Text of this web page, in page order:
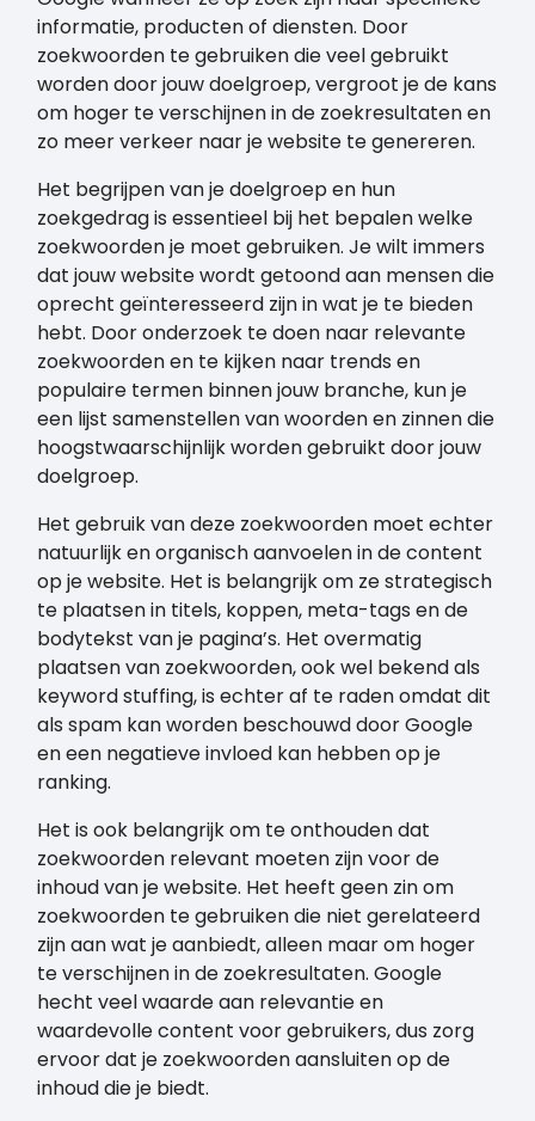
informatie, producten of diensten. Door
zoekwoorden te gebruiken die veel gebruikt
worden door jouw doelgroep, vergroot je de kans
om hoger te verschijnen in de zoekresultaten en
zo meer verkeer naar je website te genereren.
Het begrijpen van je doelgroep en hun
zoekgedrag is essentieel bij het bepalen welke
zoekwoorden je moet gebruiken. Je wilt immers
dat jouw website wordt getoond aan mensen die
oprecht geïnteresseerd zijn in wat je te bieden
hebt. Door onderzoek te doen naar relevante
zoekwoorden en te kijken naar trends en
populaire termen binnen jouw branche, kun je
een lijst samenstellen van woorden en zinnen die
hoogstwaarschijnlijk worden gebruikt door jouw
doelgroep.
Het gebruik van deze zoekwoorden moet echter
natuurlijk en organisch aanvoelen in de content
op je website. Het is belangrijk om ze strategisch
te plaatsen in titels, koppen, meta-tags en de
bodytekst van je pagina’s. Het overmatig
plaatsen van zoekwoorden, ook wel bekend als
keyword stuffing, is echter af te raden omdat dit
als spam kan worden beschouwd door Google
en een negatieve invloed kan hebben op je
ranking.
Het is ook belangrijk om te onthouden dat
zoekwoorden relevant moeten zijn voor de
inhoud van je website. Het heeft geen zin om
zoekwoorden te gebruiken die niet gerelateerd
zijn aan wat je aanbiedt, alleen maar om hoger
te verschijnen in de zoekresultaten. Google
hecht veel waarde aan relevantie en
waardevolle content voor gebruikers, dus zorg
ervoor dat je zoekwoorden aansluiten op de
inhoud die je biedt.